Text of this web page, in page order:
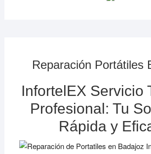
Reparación Portátiles
InfortelEX Servicio
Profesional: Tu
Rápida y